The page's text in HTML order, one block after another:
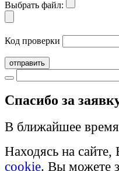
Выбрать файл:
Код проверки
отправить
Cпасибо за
В ближайшее время
Находясь на сайте,
cookie. Вы можете